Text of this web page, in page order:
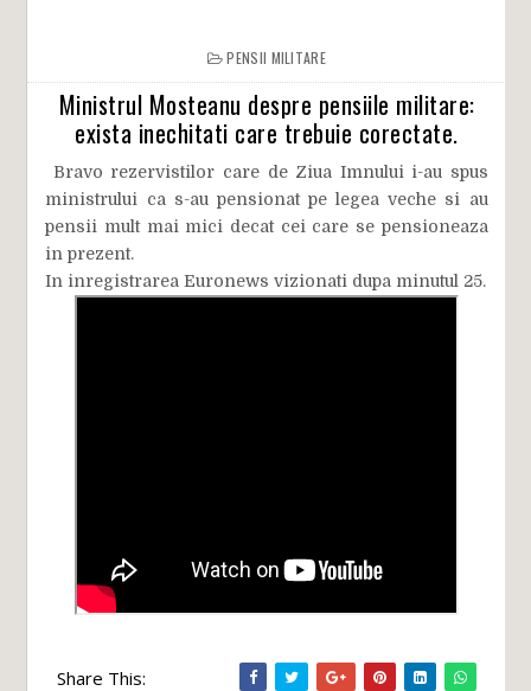
PENSII MILITARE
Ministrul Mosteanu despre pensiile militare:
exista inechitati care trebuie corectate.
Bravo rezervistilor care de Ziua Imnului i-au spus
ministrului ca s-au pensionat pe legea veche si au
pensii mult mai mici decat cei care se pensioneaza
in prezent.
In inregistrarea Euronews vizionati dupa minutul 25.
Share This: